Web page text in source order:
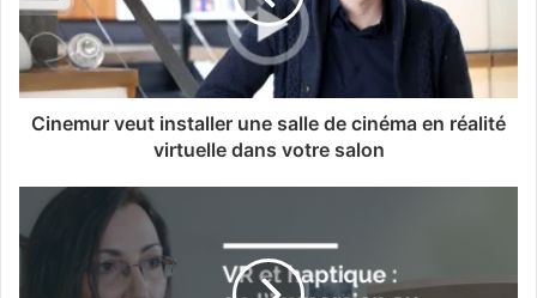
Cinemur veut installer une salle de cinéma en réalité
virtuelle dans votre salon